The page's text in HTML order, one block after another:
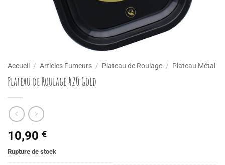
Accueil / Articles Fumeurs / Plateau de Roulage / Plateau Métal
Plateau de Roulage 420 Gold
10,90 €
Rupture de stock